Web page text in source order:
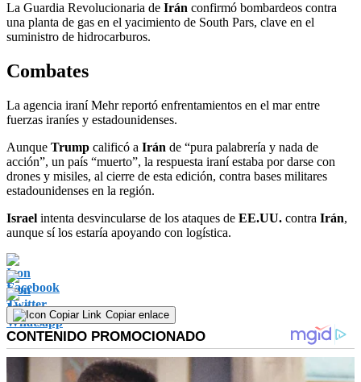
La Guardia Revolucionaria de Irán confirmó bombardeos contra
una planta de gas en el yacimiento de South Pars, clave en el
suministro de hidrocarburos.
Combates
La agencia iraní Mehr reportó enfrentamientos en el mar entre
fuerzas iraníes y estadounidenses.
Aunque Trump calificó a Irán de “pura palabrería y nada de
acción”, un país “muerto”, la respuesta iraní estaba por darse con
drones y misiles, al cierre de esta edición, contra bases militares
estadounidenses en la región.
Israel intenta desvincularse de los ataques de EE.UU. contra Irán,
aunque sí los estaría apoyando con logística.
Copiar enlace